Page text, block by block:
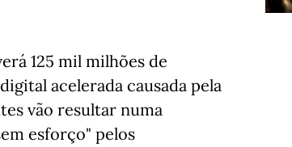
125 mil milhões de
acelerada causada pela
vão resultar numa
esforço" pelos